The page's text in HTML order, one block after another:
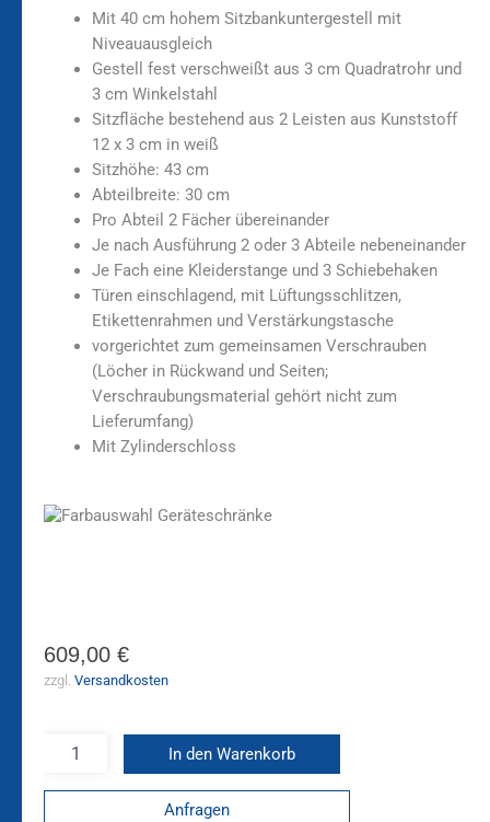
Mit 40 cm hohem Sitzbankuntergestell mit
Niveauausgleich
Gestell fest verschweißt aus 3 cm Quadratrohr und
3 cm Winkelstahl
Sitzfläche bestehend aus 2 Leisten aus Kunststoff
12 x 3 cm in weiß
Sitzhöhe: 43 cm
Abteilbreite: 30 cm
Pro Abteil 2 Fächer übereinander
Je nach Ausführung 2 oder 3 Abteile nebeneinander
Je Fach eine Kleiderstange und 3 Schiebehaken
Türen einschlagend, mit Lüftungsschlitzen,
Etikettenrahmen und Verstärkungstasche
vorgerichtet zum gemeinsamen Verschrauben
(Löcher in Rückwand und Seiten;
Verschraubungsmaterial gehört nicht zum
Lieferumfang)
Mit Zylinderschloss
609,00 €
zzgl. Versandkosten
In den Warenkorb
Anfragen